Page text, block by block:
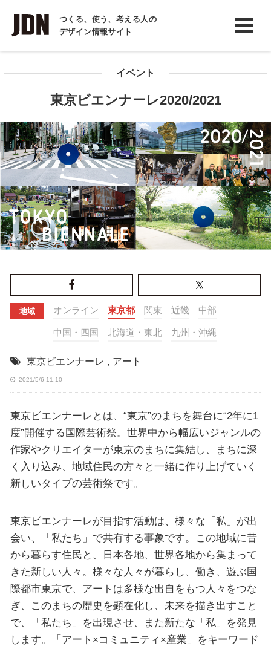
つくる、使う、考える人の
デザイン情報サイト
INTERVIEW
インタビュー
コラム
イベント
東京ビエンナーレ2020/2021
地域 オンライン 東京都 関東 近畿 中部
中国・四国 北海道・東北 九州・沖縄
東京ビエンナーレ , アート
2021/5/6 11:10
東京ビエンナーレとは、“東京”のまちを舞台に“2年に1
度”開催する国際芸術祭。世界中から幅広いジャンルの
作家やクリエイターが東京のまちに集結し、まちに深
く入り込み、地域住民の方々と一緒に作り上げていく
新しいタイプの芸術祭です。
東京ビエンナーレが目指す活動は、様々な「私」が出
会い、「私たち」で共有する事象です。この地域に昔
から暮らす住民と、日本各地、世界各地から集まって
きた新しい人々。様々な人々が暮らし、働き、遊ぶ国
際都市東京で、アートは多様な出自をもつ人々をつな
ぎ、このまちの歴史を顕在化し、未来を描き出すこと
で、「私たち」を出現させ、また新たな「私」を発見
します。「アート×コミュニティ×産業」をキーワード